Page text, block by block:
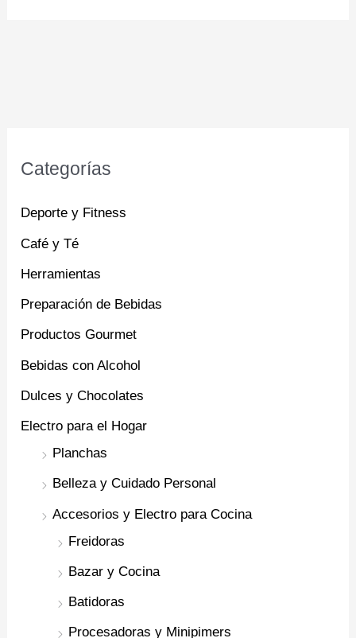
Categorías
Deporte y Fitness
Café y Té
Herramientas
Preparación de Bebidas
Productos Gourmet
Bebidas con Alcohol
Dulces y Chocolates
Electro para el Hogar
Planchas
Belleza y Cuidado Personal
Accesorios y Electro para Cocina
Freidoras
Bazar y Cocina
Batidoras
Procesadoras y Minipimers